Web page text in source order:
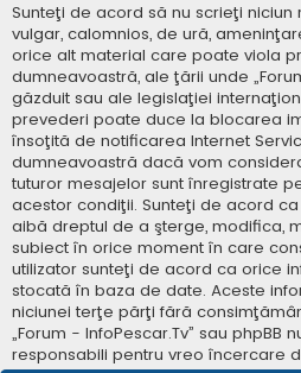
Sunteţi de acord să nu scrieţi niciun
vulgar, calomnios, de ură,
orice alt material care poate viola
dumneavoastră, ale ţării unde
găzduit sau ale legislaţiei
prevederi poate duce la blocarea
însoţită de notificarea Internet
dumneavoastră dacă vom
tuturor mesajelor sunt înregistrate
acestor condiţii. Sunteţi de acord ca
aibă dreptul de a şterge, modifica,
subiect în orice moment în care
utilizator sunteţi de acord ca orice
stocată în baza de date. Aceste
niciunei terţe părţi fără
„Forum - InfoPescar.Tv” sau phpBB
responsabili pentru vreo încercare